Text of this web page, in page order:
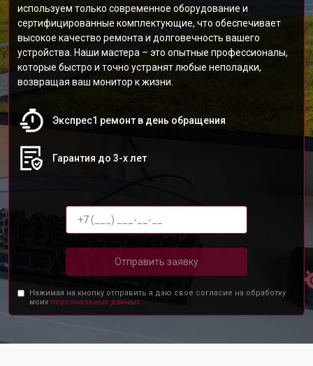
используем только современное оборудование и
сертифицированные комплектующие, что обеспечивает
высокое качество ремонта и долговечность вашего
устройства. Наши мастера – это опытные профессионалы,
которые быстро и точно устранят любые неполадки,
возвращая ваш монитор к жизни.
Экспрес1 ремонт в день обращения
Гарантия до 3-х лет
Отправить заявку
Нажимая на кнопку отправить я даю свое согласие на обработку
моих персональных данных.